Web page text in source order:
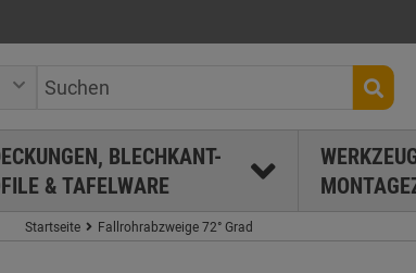
BLECHKANT-
& TAFELWARE
Startseite Fallrohrabzweige 72° Grad